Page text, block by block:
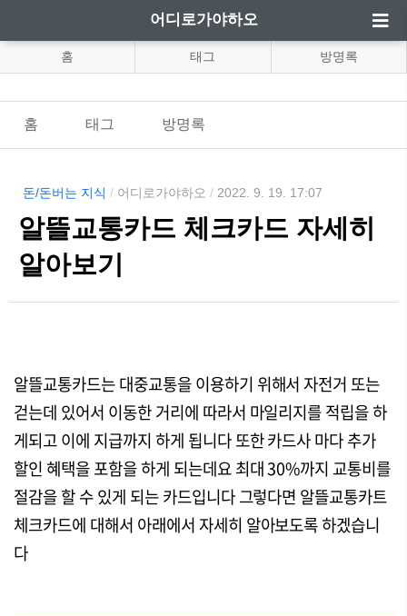
어디로가야하오
홈 태그 방명록
홈 태그 방명록
돈/돈버는 지식 / 어디로가야하오 / 2022. 9. 19. 17:07
알뜰교통카드 체크카드 자세히
알아보기
알뜰교통카드는 대중교통을 이용하기 위해서 자전거 또는
걷는데 있어서 이동한 거리에 따라서 마일리지를 적립을 하
게되고 이에 지급까지 하게 됩니다 또한 카드사 마다 추가
할인 혜택을 포함을 하게 되는데요 최대 30%까지 교통비를
절감을 할 수 있게 되는 카드입니다 그렇다면 알뜰교통카트
체크카드에 대해서 아래에서 자세히 알아보도록 하겠습니
다